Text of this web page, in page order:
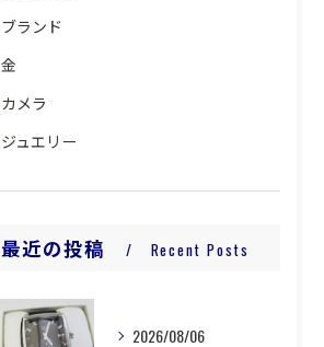
ブランド
金
カメラ
ジュエリー
最近の投稿 Recent Posts
2026/08/06